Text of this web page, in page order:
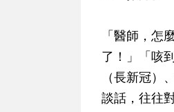
「醫師，怎
了！」「咳
（長新冠
談話，往往